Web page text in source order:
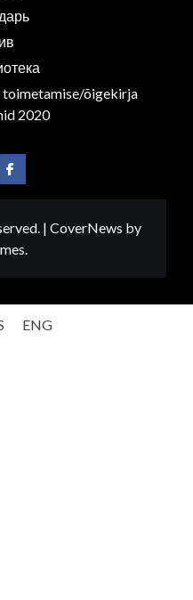
toimetamise/õigekirja
2020
Facebook
| CoverNews by
ENG